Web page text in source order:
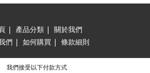
| 產品分類 | 關於我們
們 | 如何購買 | 條款細則
我們接受以下付款方式